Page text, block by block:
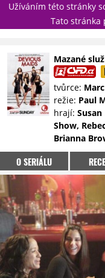
Užíváním této stránky
Tato stránka
NOVINKY
TÉMATA
RECENZE
EPIZODY
KULT
TRAILERY
GALERIE
DISKUZE
STATISTIKY
Mazané
tvůrce:
režie: Paul
hrají:
Show,
Brianna
O SERIÁLU